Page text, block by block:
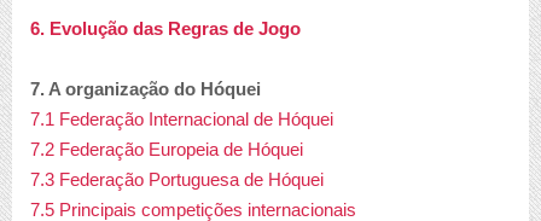
6. Evolução das Regras de Jogo
7. A organização do Hóquei
7.1 Federação Internacional de Hóquei
7.2 Federação Europeia de Hóquei
7.3 Federação Portuguesa de Hóquei
7.5 Principais competições internacionais